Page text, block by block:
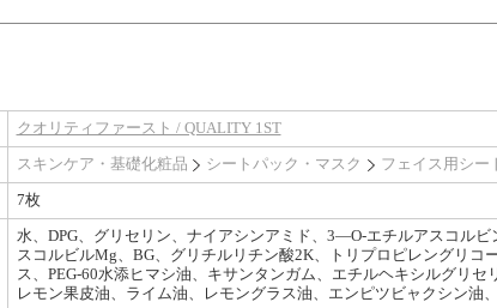
クオリティファースト / QUALITY 1ST
スキンケア・基礎化粧品 シートパック・マスク
フェイス用シー
7枚
水、DPG、グリセリン、ナイアシンアミド、3―O-エチルアスコル
スコルビルMg、BG、グリチルリチン酸2K、トリプロピレングリ
ス、PEG-60水添ヒマシ油、キサンタンガム、エチルヘキシルグリ
レモン果皮油、ライム油、レモングラス油、エンピツビャクシン油